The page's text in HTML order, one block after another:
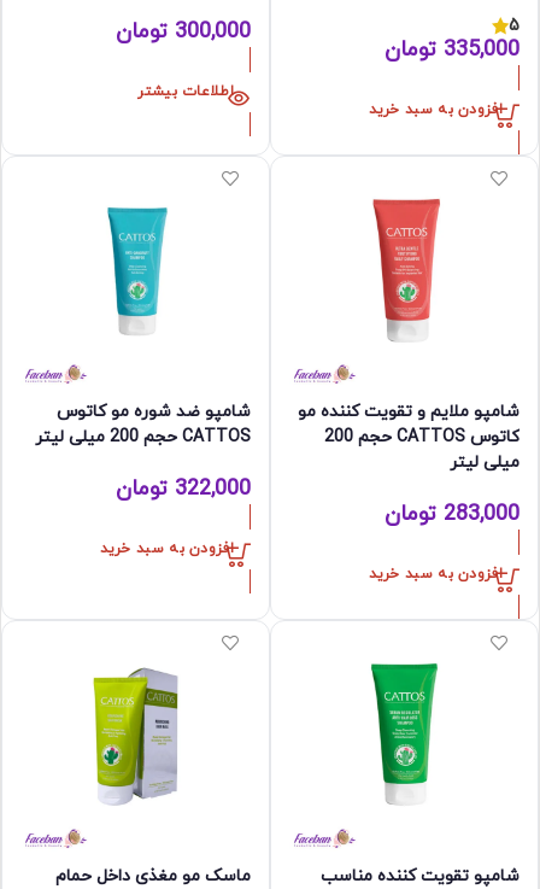
5
335,000 تومان
افزودن به سبد خرید
300,000 تومان
اطلاعات بیشتر
شامپو ملایم و تقویت کننده مو
کاتوس CATTOS حجم 200
میلی لیتر
283,000 تومان
افزودن به سبد خرید
شامپو ضد شوره مو کاتوس
CATTOS حجم 200 میلی لیتر
322,000 تومان
افزودن به سبد خرید
شامپو تقویت کننده مناسب
ماسک مو مغذی داخل حمام